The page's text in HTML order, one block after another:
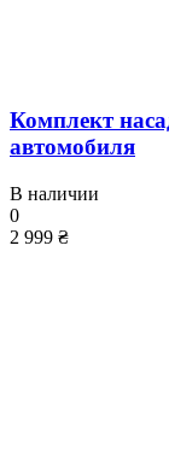
Комплект
автомобиля
В наличии
0
2 999 ₴